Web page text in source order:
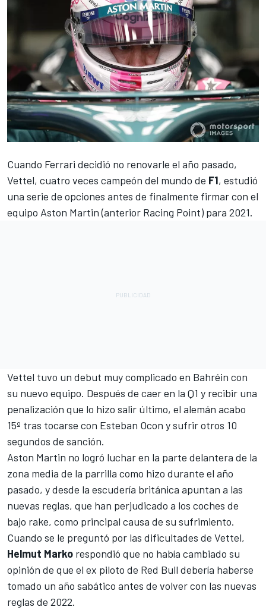
Cuando Ferrari decidió no renovarle el año pasado,
Vettel, cuatro veces campeón del mundo de F1, estudió
una serie de opciones antes de finalmente firmar con el
equipo Aston Martin(anterior Racing Point) para 2021.
Vettel tuvo un debut muy complicado en Bahréin con
su nuevo equipo. Después de caer en la Q1 y recibir una
penalización que lo hizo salir último, el alemán acabo
15º tras tocarse con Esteban Ocon y sufrir otros 10
segundos de sanción.
Aston Martin no logró luchar en la parte delantera de la
zona media de la parrilla como hizo durante el año
pasado, y desde la escudería británica apuntan a las
nuevas reglas, que han perjudicado a los coches de
bajo rake, como principal causa de su sufrimiento.
Cuando se le preguntó por las dificultades de Vettel,
Helmut Marko respondió que no había cambiado su
opinión de que el ex piloto de Red Bull debería haberse
tomado un año sabático antes de volver con las nuevas
reglas de 2022.